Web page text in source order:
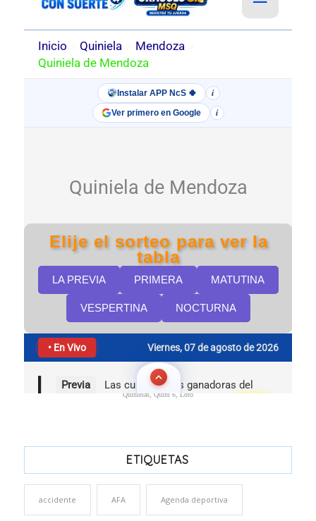
Quinielas, Quini 6, Loto
ETIQUETAS
accidente AFA Agenda deportiva